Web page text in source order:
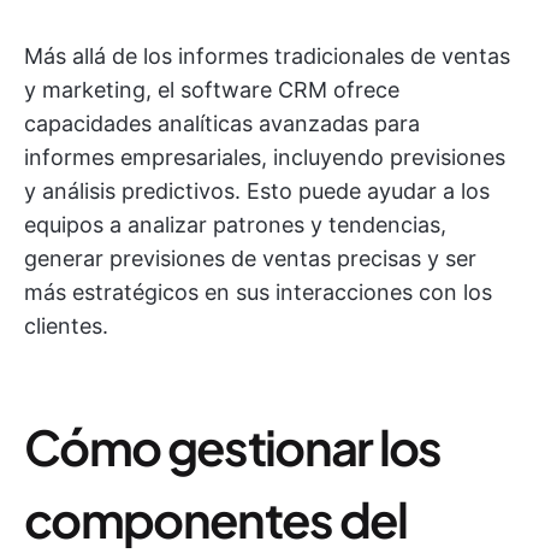
Más allá de los informes tradicionales de ventas
y marketing, el software CRM ofrece
capacidades analíticas avanzadas para
informes empresariales, incluyendo previsiones
y análisis predictivos. Esto puede ayudar a los
equipos a analizar patrones y tendencias,
generar previsiones de ventas precisas y ser
más estratégicos en sus interacciones con los
clientes.
Cómo gestionar los
componentes del